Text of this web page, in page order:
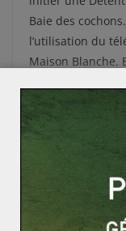
Baie des
l’utilisation du
Maison Blanche.
Vietnam,
D. Eisenhower.
Ainsi, en
J. F Kennedy
des faits.
tournant